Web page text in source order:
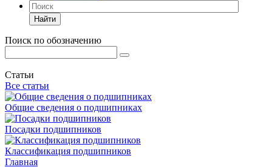
Найти
Поиск по обозначению
Статьи
Все статьи
Общие сведения о подшипниках
Посадки подшипников
Классификация подшипников
Главная